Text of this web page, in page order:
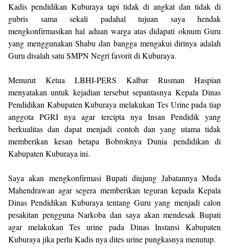
Kadis pendidikan Kuburaya tapi tidak di angkat dan tidak di
gubris sama sekali padahal tujuan saya hendak
mengkonfirmasikan hal aduan warga atas didapati oknum Guru
yang menggunakan Shabu dan bangga mengakui dirinya adalah
Guru disalah satu SMPN Negri favorit di Kuburaya.
Menurut Ketua LBHI-PERS Kalbar Rusman Haspian
menyatakan untuk kejadian tersebut sepantasnya Kepala Dinas
Pendidikan Kabupaten Kuburaya melakukan Tes Urine pada tiap
anggota PGRI nya agar tercipta nya Insan Pendidik yang
berkualitas dan dapat menjadi contoh dan yang utama tidak
memberikan kesan betapa Bobroknya Dunia pendidikan di
Kabupaten Kuburaya ini.
Saya akan mengkonfirmasi Bupati diujung Jabatannya Muda
Mahendrawan agar segera memberikan teguran kepada Kepala
Dinas Pendidikan Kuburaya tentang Guru yang menjadi calon
pesakitan pengguna Narkoba dan saya akan mendesak Bupati
agar melakukan Tes urine pada Dinas Instansi Kabupaten
Kuburaya jika perlu Kadis nya dites urine pungkasnya menutup.